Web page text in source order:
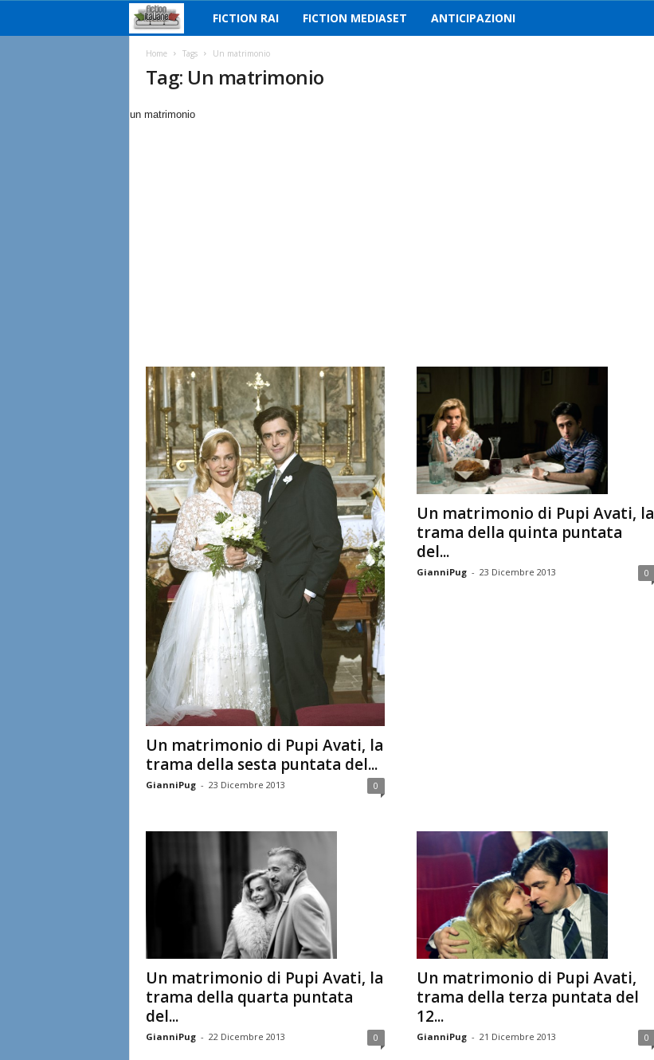
c
l
i
a
n
e
FICTION RAI FICTION MEDIASET ANTICIPAZIONI
Home Tags Un matrimonio
Tag: Un matrimonio
un matrimonio
Un matrimonio di Pupi Avati, la
trama della sesta puntata del...
GianniPug - 23 Dicembre 2013 0
Un matrimonio di Pupi Avati, la
trama della quinta puntata
del...
GianniPug - 23 Dicembre 2013 0
Un matrimonio di Pupi Avati, la
trama della quarta puntata
del...
GianniPug - 22 Dicembre 2013 0
Un matrimonio di Pupi Avati,
trama della terza puntata del
12...
GianniPug - 21 Dicembre 2013 0